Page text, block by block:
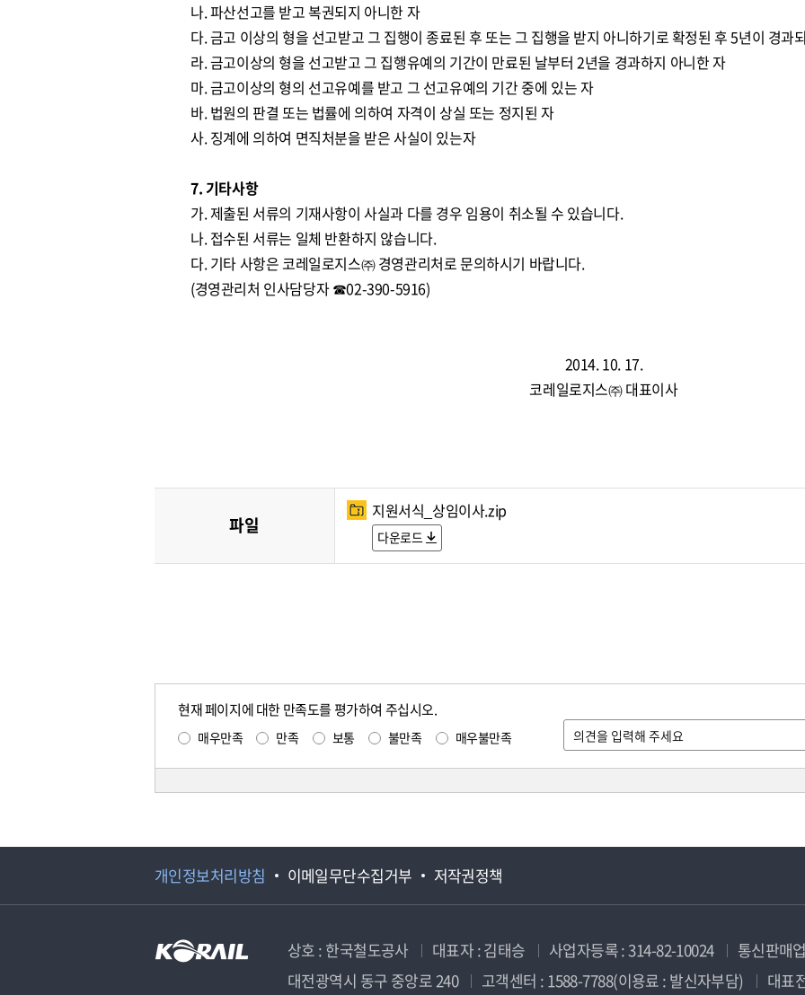
나. 파산선고를 받고 복권되지 아니한 자
다. 금고 이상의 형을 선고받고 그 집행이 종료된 후 또는 그 집행을 받지 아니하기로 확정된 후 5년이 경과
라. 금고이상의 형을 선고받고 그 집행유예의 기간이 만료된 날부터 2년을 경과하지 아니한 자
마. 금고이상의 형의 선고유예를 받고 그 선고유예의 기간 중에 있는 자
바. 법원의 판결 또는 법률에 의하여 자격이 상실 또는 정지된 자
사. 징계에 의하여 면직처분을 받은 사실이 있는자
7. 기타사항
가. 제출된 서류의 기재사항이 사실과 다를 경우 임용이 취소될 수 있습니다.
나. 접수된 서류는 일체 반환하지 않습니다.
다. 기타 사항은 코레일로지스㈜ 경영관리처로 문의하시기 바랍니다.
(경영관리처 인사담당자 ☎02-390-5916)
2014. 10. 17.
코레일로지스㈜ 대표이사
파일
지원서식_상임이사.zip
다운로드
현재 페이지에 대한 만족도를 평가하여 주십시오.
매우만족 만족 보통 불만족 매우불만족
개인정보처리방침 이메일무단수집거부 저작권정책
상호 : 한국철도공사 대표자 : 김태승 사업자등록 : 314-82-10024
통신판매
대전광역시 동구 중앙로 240
고객센터 : 1588-7788(이용료 : 발신자부담) 대표